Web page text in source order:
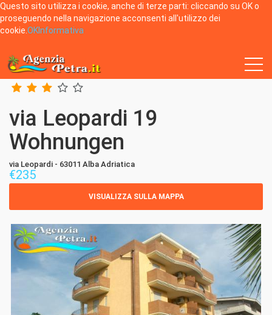
Questo sito utilizza i cookie, anche di terze parti: cliccando su OK o
proseguendo nella navigazione acconsenti all'utilizzo dei
cookie. OKInformativa
Home Alba Adriatica
via Leopardi 19
Wohnungen
via Leopardi - 63011 Alba Adriatica
€235
VISUALIZZA SULLA MAPPA